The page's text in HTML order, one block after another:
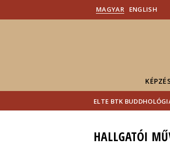
MAGYAR ENGLISH
ELTE BTK
HALLGATÓI